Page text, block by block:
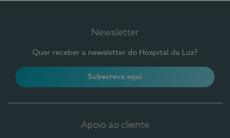
Newsletter
Quer receber a newsletter do Hospital da Luz?
Subscreva aqui
Apoio ao cliente